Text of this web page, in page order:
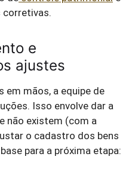
corretivas.
e
ajustes
em mãos, a equipe de
Isso envolve dar a
não existem (com a
o cadastro dos bens
para a próxima etapa: